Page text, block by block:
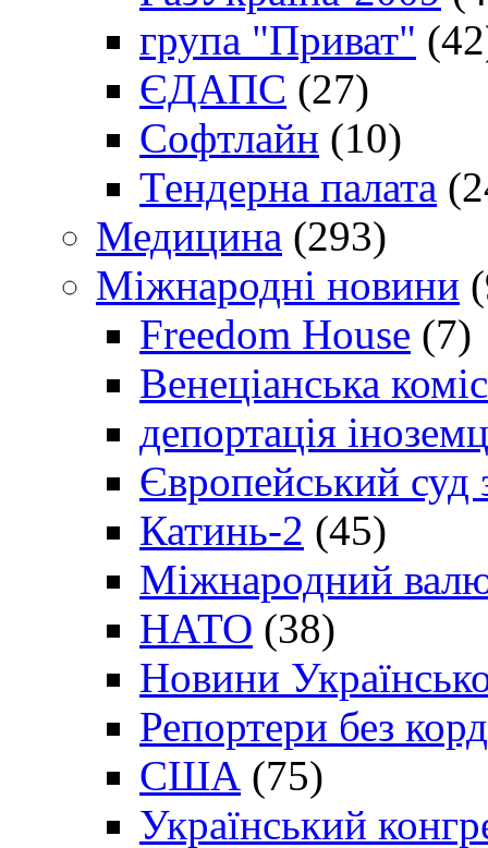
група "Приват"
ЄДАПС (27)
Софтлайн (10)
Тендерна палата
Медицина (293)
Міжнародні новини
Freedom House (7)
Венеціанська
депортація
Європейський
Катинь-2 (45)
Міжнародний
НАТО (38)
Новини
Репортери без
США (75)
Український